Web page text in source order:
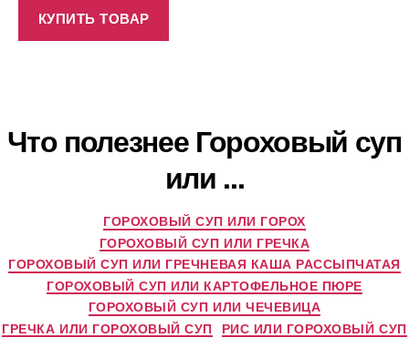
КУПИТЬ ТОВАР
Что полезнее Гороховый суп
или ...
ГОРОХОВЫЙ СУП ИЛИ ГОРОХ
ГОРОХОВЫЙ СУП ИЛИ ГРЕЧКА
ГОРОХОВЫЙ СУП ИЛИ ГРЕЧНЕВАЯ КАША РАССЫПЧАТАЯ
ГОРОХОВЫЙ СУП ИЛИ КАРТОФЕЛЬНОЕ ПЮРЕ
ГОРОХОВЫЙ СУП ИЛИ ЧЕЧЕВИЦА
ГРЕЧКА ИЛИ ГОРОХОВЫЙ СУП РИС ИЛИ ГОРОХОВЫЙ СУП